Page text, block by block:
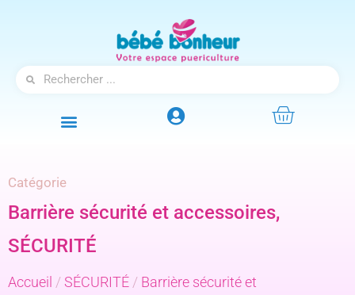
Catégorie
Barrière sécurité et accessoires,
SÉCURITÉ
Accueil /SÉCURITÉ / Barrière sécurité et